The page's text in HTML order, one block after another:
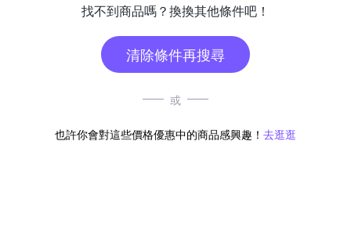
找不到商品嗎？換換其他條件吧！
清除條件再搜尋
或
也許你會對這些價格優惠中的商品感興趣！ 去逛逛